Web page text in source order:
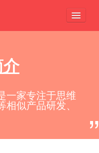
一家专注于思维
似产品研发、
”